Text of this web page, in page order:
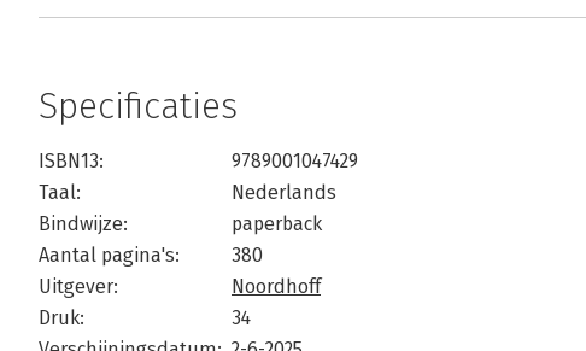
Specificaties
ISBN13:
9789001047429
Taal:
Nederlands
Bindwijze:
paperback
Aantal pagina's:
380
Uitgever:
Noordhoff
Druk:
34